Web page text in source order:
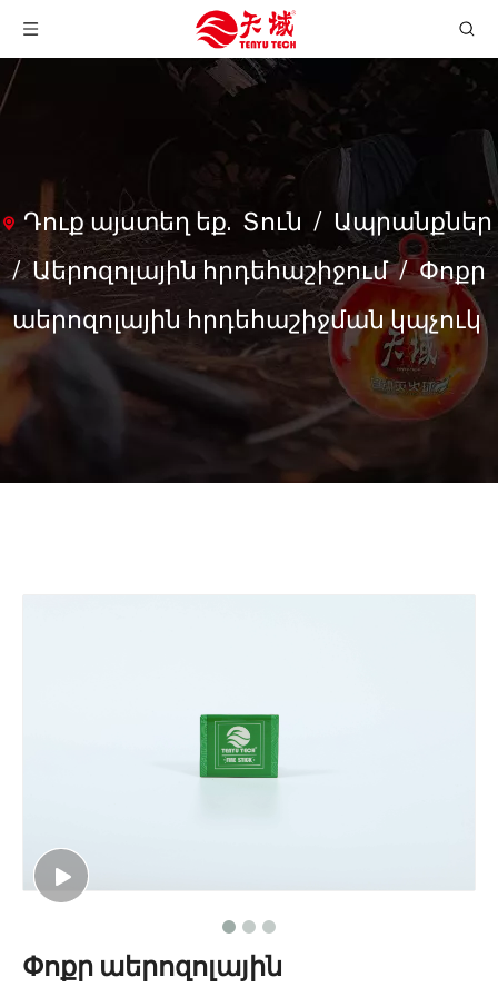
Դուք այստեղ եք. Տուն / Ապրանքներ
/Աերոզոլային հրդեհաշիջում /Փոքր
աերոզոլային հրդեհաշիջման կպչուկ
Փոքր աերոզոլային